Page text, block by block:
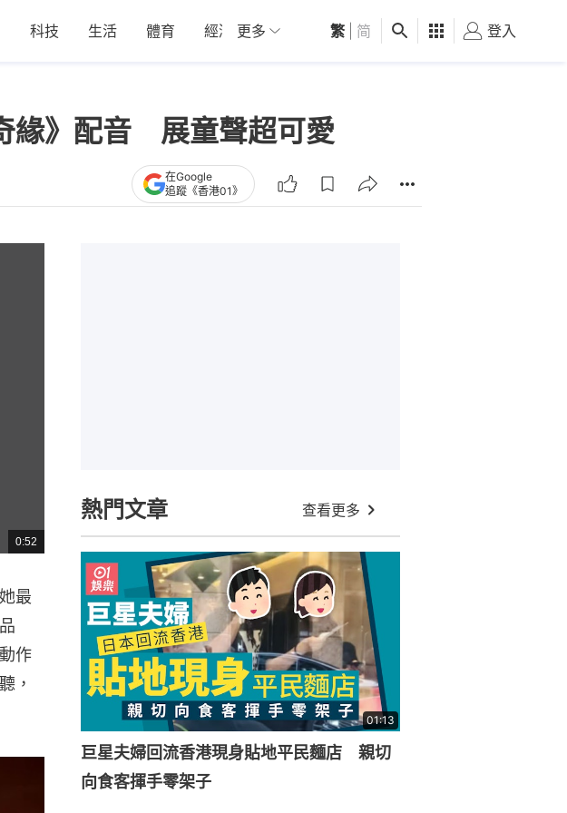
科技 生活 體育 經濟 01深圳 觀點 健康 好食玩飛
更多 繁 简 登入
緣》配音 展童聲超可愛
在Google
追蹤《香港01》
總
共
0:52
最
作
，
熱門文章 查看更多
01:13
巨星夫婦回流香港現身貼地平民麵店 親切
向食客揮手零架子